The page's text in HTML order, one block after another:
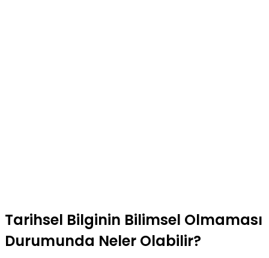
Tarihsel Bilginin Bilimsel Olmaması
Durumunda Neler Olabilir?